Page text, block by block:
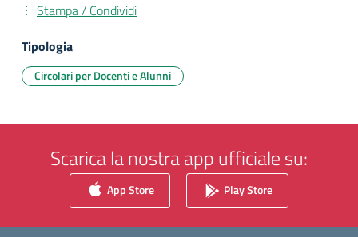
Stampa / Condividi
Tipologia
Circolari per Docenti e Alunni
Scarica la nostra app ufficiale su:
App Store Play Store